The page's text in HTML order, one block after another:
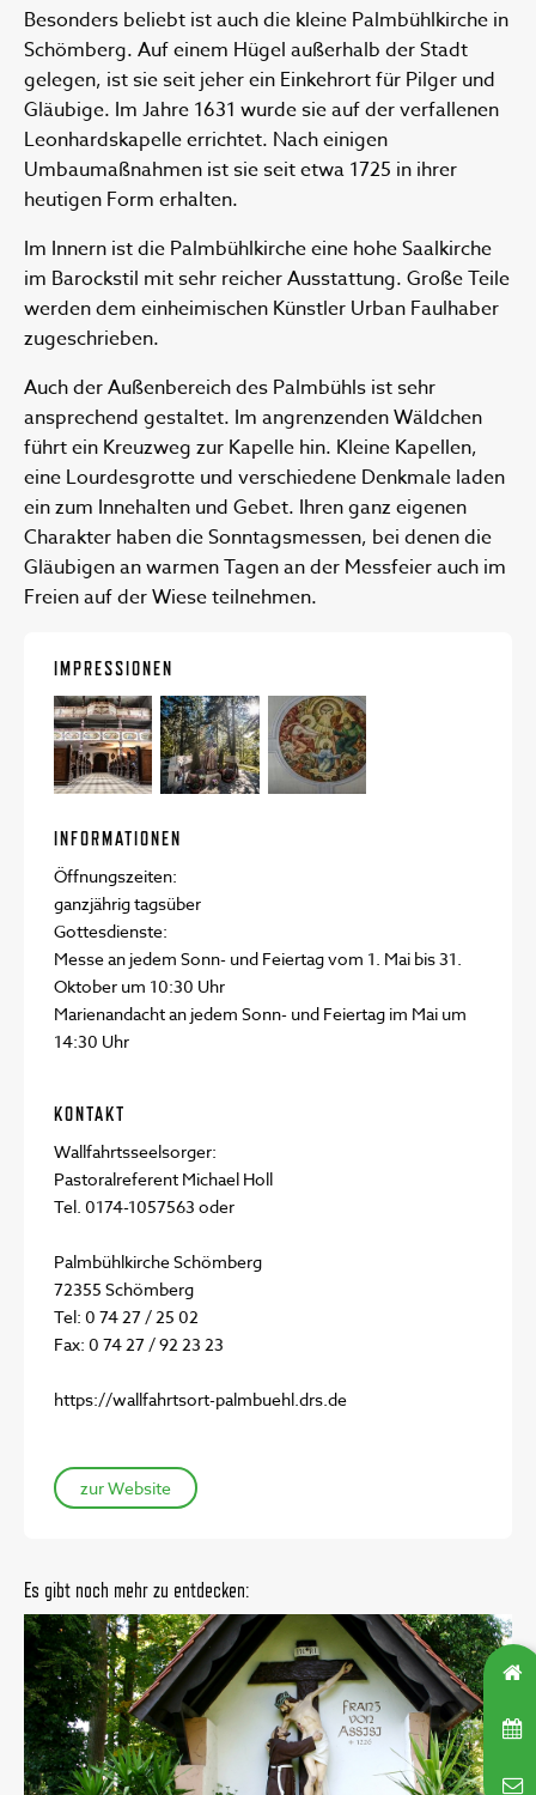
Besonders beliebt ist auch die kleine Palmbühlkirche in
Schömberg. Auf einem Hügel außerhalb der Stadt
gelegen, ist sie seit jeher ein Einkehrort für Pilger und
Gläubige. Im Jahre 1631 wurde sie auf der verfallenen
Leonhardskapelle errichtet. Nach einigen
Umbaumaßnahmen ist sie seit etwa 1725 in ihrer
heutigen Form erhalten.
Im Innern ist die Palmbühlkirche eine hohe Saalkirche
im Barockstil mit sehr reicher Ausstattung. Große Teile
werden dem einheimischen Künstler Urban Faulhaber
zugeschrieben.
Auch der Außenbereich des Palmbühls ist sehr
ansprechend gestaltet. Im angrenzenden Wäldchen
führt ein Kreuzweg zur Kapelle hin. Kleine Kapellen,
eine Lourdesgrotte und verschiedene Denkmale laden
ein zum Innehalten und Gebet. Ihren ganz eigenen
Charakter haben die Sonntagsmessen, bei denen die
Gläubigen an warmen Tagen an der Messfeier auch im
Freien auf der Wiese teilnehmen.
IMPRESSIONEN
INFORMATIONEN
Öffnungszeiten:
ganzjährig tagsüber
Gottesdienste:
Messe an jedem Sonn- und Feiertag vom 1. Mai bis 31.
Oktober um 10:30 Uhr
Marienandacht an jedem Sonn- und Feiertag im Mai um
14:30 Uhr
KONTAKT
Wallfahrtsseelsorger:
Pastoralreferent Michael Holl
Tel. 0174-1057563 oder
Palmbühlkirche Schömberg
72355 Schömberg
Tel: 0 74 27 / 25 02
Fax: 0 74 27 / 92 23 23
https://wallfahrtsort-palmbuehl.drs.de
zur Website
Es gibt noch mehr zu entdecken: